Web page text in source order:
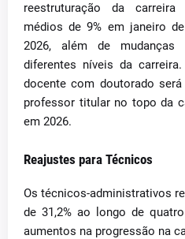
reestruturação da
médios de 9% em janeiro
2026, além de
diferentes níveis da
docente com doutorado
professor titular no topo da
em 2026.
Reajustes para Técnicos
Os técnicos-administrativos
de 31,2% ao longo de
aumentos na progressão na